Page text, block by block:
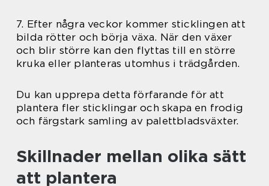
7. Efter några veckor kommer sticklingen att
bilda rötter och börja växa. När den växer
och blir större kan den flyttas till en större
kruka eller planteras utomhus i trädgården.
Du kan upprepa detta förfarande för att
plantera fler sticklingar och skapa en frodig
och färgstark samling av palettbladsväxter.
Skillnader mellan olika sätt
att plantera